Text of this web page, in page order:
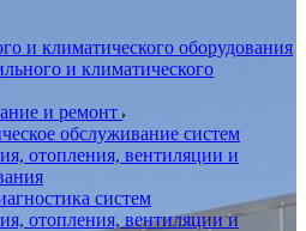
и климатического оборудования
и климатического
и ремонт
обслуживание систем
отопления, вентиляции и
систем
отопления, вентиляции и